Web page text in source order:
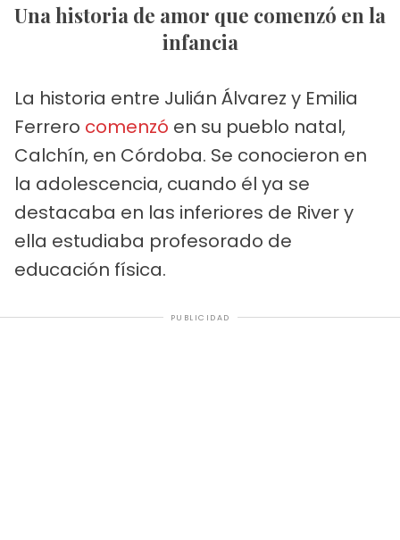
Una historia de amor que comenzó en la
infancia
La historia entre Julián Álvarez y Emilia
Ferrero comenzó en su pueblo natal,
Calchín, en Córdoba. Se conocieron en
la adolescencia, cuando él ya se
destacaba en las inferiores de River y
ella estudiaba profesorado de
educación física.
PUBLICIDAD